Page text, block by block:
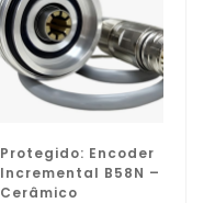
Protegido: Encoder
Incremental B58N –
Cerâmico